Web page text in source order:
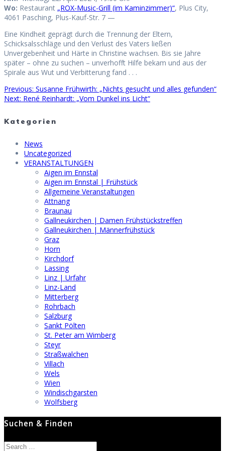
Wo: Restaurant „ROX-Music-Grill (im Kaminzimmer)“, Plus City,
4061 Pasching, Plus-Kauf-Str. 7 —
Eine Kindheit geprägt durch die Trennung der Eltern,
Schicksalsschläge und den Verlust des Vaters ließen
Unvergebenheit und Härte in Christine wachsen. Bis sie Jahre
später – ohne zu suchen – unverhofft Hilfe bekam und aus der
Spirale aus Wut und Verbitterung fand . . .
Beitragsnavigation
Previous: Previous
post:
Susanne Frühwirth: „Nichts gesucht und alles gefunden“
Next: Next
René Reinhardt: „Vom Dunkel ins Licht“
Kategorien
News
Uncategorized
VERANSTALTUNGEN
Aigen im Ennstal
Aigen im Ennstal | Frühstück
Allgemeine Veranstaltungen
Attnang
Braunau
Gallneukirchen | Damen Frühstückstreffen
Gallneukirchen | Männerfrühstück
Graz
Horn
Kirchdorf
Lassing
Linz | Urfahr
Linz-Land
Mitterberg
Rohrbach
Salzburg
Sankt Pölten
St. Peter am Wimberg
Steyr
Straßwalchen
Villach
Wels
Wien
Windischgarsten
Wolfsberg
Suchen & Finden
Search